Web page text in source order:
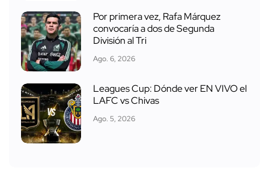
Por primera vez, Rafa Márquez
convocaría a dos de Segunda
División al Tri
Ago. 6, 2026
Leagues Cup: Dónde ver EN VIVO el
LAFC vs Chivas
Ago. 5, 2026